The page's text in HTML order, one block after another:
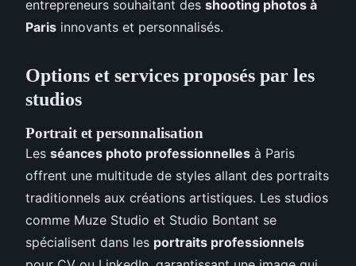
entrepreneurs souhaitant des shooting photos à
Paris innovants et personnalisés.
Options et services proposés par les
studios
Portrait et personnalisation
Les séances photo professionnelles à Paris
offrent une multitude de styles allant des portraits
traditionnels aux créations artistiques. Les studios
comme Muze Studio et Studio Bontant se
spécialisent dans les portraits professionnels